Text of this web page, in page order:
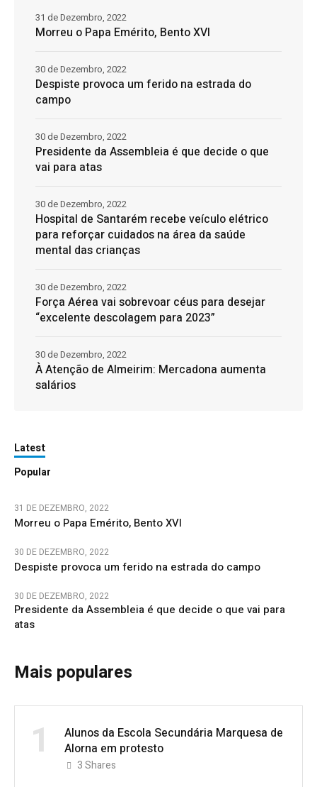
Morreu o Papa Emérito, Bento XVI
31 de Dezembro, 2022
Despiste provoca um ferido na estrada do
campo
30 de Dezembro, 2022
Presidente da Assembleia é que decide o que
vai para atas
30 de Dezembro, 2022
Hospital de Santarém recebe veículo elétrico
para reforçar cuidados na área da saúde
mental das crianças
30 de Dezembro, 2022
Força Aérea vai sobrevoar céus para desejar
“excelente descolagem para 2023”
30 de Dezembro, 2022
À Atenção de Almeirim: Mercadona aumenta
salários
30 de Dezembro, 2022
Latest
Popular
31 DE DEZEMBRO, 2022
Morreu o Papa Emérito, Bento XVI
30 DE DEZEMBRO, 2022
Despiste provoca um ferido na estrada do campo
30 DE DEZEMBRO, 2022
Presidente da Assembleia é que decide o que vai para
atas
Mais populares
1
Alunos da Escola Secundária Marquesa de
Alorna em protesto
3Shares